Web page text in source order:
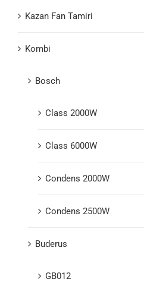
Kazan Fan Tamiri
Kombi
Bosch
Class 2000W
Class 6000W
Condens 2000W
Condens 2500W
Buderus
GB012